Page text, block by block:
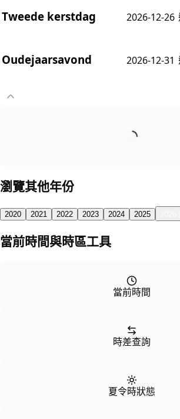
Tweede kerstdag 2026-12-26
Oudejaarsavond 2026-12-31
瀏覽其他年份
2020 2021 2022 2023 2024 2025
當前時間與時區工具
當前時間
時差查詢
夏令時狀態